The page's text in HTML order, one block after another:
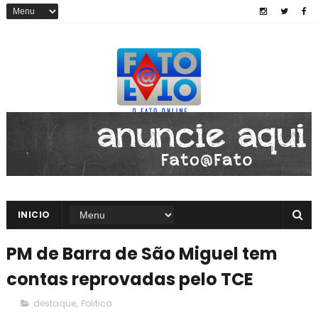
INICIO
PM de Barra de São Miguel tem
contas reprovadas pelo TCE
destaque, Politica